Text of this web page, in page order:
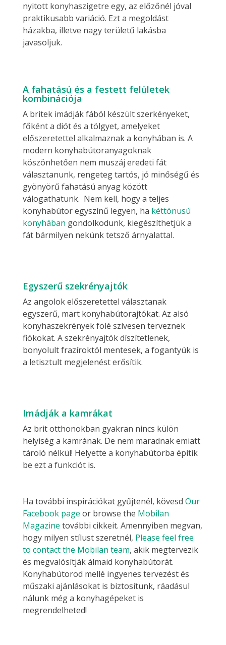
nyitott konyhaszigetre egy, az előzőnél jóval
praktikusabb variáció. Ezt a megoldást
házakba, illetve nagy területű lakásba
javasoljuk.
A fahatású és a festett felületek
kombinációja
A britek imádják fából készült szerkényeket,
főként a diót és a tölgyet, amelyeket
előszeretettel alkalmaznak a konyhában is. A
modern konyhabútoranyagoknak
köszönhetően nem muszáj eredeti fát
választanunk, rengeteg tartós, jó minőségű és
gyönyörű fahatású anyag között
válogathatunk. Nem kell, hogy a teljes
konyhabútor egyszínű legyen, ha kéttónusú
konyhában gondolkodunk, kiegészíthetjük a
fát bármilyen nekünk tetsző árnyalattal.
Egyszerű szekrényajtók
Az angolok előszeretettel választanak
egyszerű, mart konyhabútorajtókat. Az alsó
konyhaszekrények fölé szívesen terveznek
fiókokat. A szekrényajtók díszítetlenek,
bonyolult frazíroktól mentesek, a fogantyúk is
a letisztult megjelenést erősítik.
Imádják a kamrákat
Az brit otthonokban gyakran nincs külön
helyiség a kamrának. De nem maradnak emiatt
tároló nélkül! Helyette a konyhabútorba építik
be ezt a funkciót is.
Ha további inspirációkat gyűjtenél, kövesd Our
Facebook page or browse the Mobilan
Magazine további cikkeit. Amennyiben megvan,
hogy milyen stílust szeretnél, Please feel free
to contact the Mobilan team, akik megtervezik
és megvalósítják álmaid konyhabútorát.
Konyhabútorod mellé ingyenes tervezést és
műszaki ajánlásokat is biztosítunk, ráadásul
nálunk még a konyhagépeket is
megrendelheted!